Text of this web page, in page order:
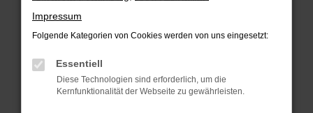
Suchmaschine?
Prüfe deine Browsererweiterungen.
können das Laden bestimmter Seiten
verhindern. Funktioniert die Seite in einem
anderen Browser oder in einem privaten
Impressum
Folgende Kategorien von Cookies werden von uns eingesetzt:
Essentiell
Diese Technologien sind erforderlich, um die
Kernfunktionalität der Webseite zu gewährleisten.